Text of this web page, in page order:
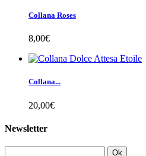
Collana Roses
8,00€
Collana...
20,00€
Newsletter
Ok